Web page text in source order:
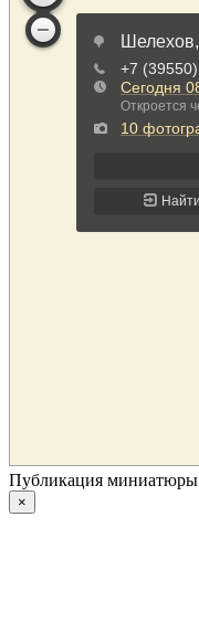
Публикация миниатюры
×